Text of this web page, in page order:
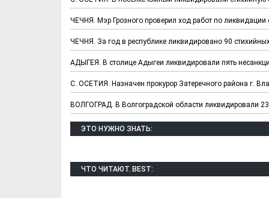
ЧЕЧНЯ. Мэр Грозного проверил ход работ по ликвидации
ЧЕЧНЯ. За год в республике ликвидировано 90
АДЫГЕЯ. В столице Адыгеи ликвидировали пять
С. ОСЕТИЯ. Назначен прокурор Затеречного района г.
ВОЛГОГРАД. В Волгоградской области ликвидировали
ЭТО НУЖНО ЗНАТЬ:
ЧТО ЧИТАЮТ. BEST: